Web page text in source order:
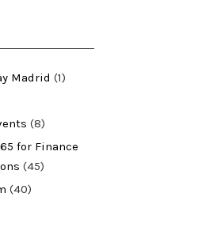
Madrid (1)
(8)
for Finance
(45)
(40)